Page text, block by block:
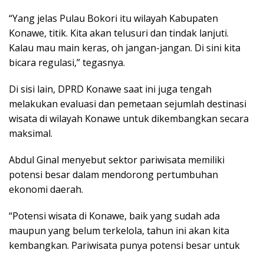
“Yang jelas Pulau Bokori itu wilayah Kabupaten
Konawe, titik. Kita akan telusuri dan tindak lanjuti.
Kalau mau main keras, oh jangan-jangan. Di sini kita
bicara regulasi,” tegasnya.
Di sisi lain, DPRD Konawe saat ini juga tengah
melakukan evaluasi dan pemetaan sejumlah destinasi
wisata di wilayah Konawe untuk dikembangkan secara
maksimal.
Abdul Ginal menyebut sektor pariwisata memiliki
potensi besar dalam mendorong pertumbuhan
ekonomi daerah.
“Potensi wisata di Konawe, baik yang sudah ada
maupun yang belum terkelola, tahun ini akan kita
kembangkan. Pariwisata punya potensi besar untuk